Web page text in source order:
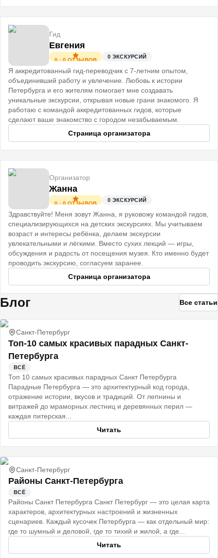
Гид
Евгения
0 · 0 ОТЗЫВОВ
0 ЭКСКУРСИЙ
Я аккредитованный гид-переводчик с 7-летним опытом,
объединивший работу и увлечение. Любовь к истории
Петербурга и его жителям помогает мне создавать
уникальные экскурсии, открывая новые грани знакомого. Я
работаю с командой аккредитованных гидов, которые
сделают ваше знакомство с городом незабываемым.
Страница организатора
Организатор
Жанна
0 · 0 ОТЗЫВОВ
0 ЭКСКУРСИЙ
Здравствуйте! Меня зовут Жанна, я руковожу командой гидов,
специализирующихся на детских экскурсиях. Мы учитываем
возраст и интересы ребёнка, делаем экскурсии
увлекательными и лёгкими. Вместо сухих лекций — игры,
обсуждения и радость от посещения музея. Кто именно будет
проводить экскурсию, согласуем заранее.
Страница организатора
Блог Все статьи
Санкт-Петербург
Топ-10 самых красивых парадных Санкт-
Петербурга
ВСЁ
Топ 10 самых красивых парадных Санкт Петербурга
Парадные Петербурга — это архитектурный код города,
отражение истории, вкусов и традиций. От лепнины и
витражей до мраморных лестниц и деревянных перил —
каждая питерская...
Читать
Санкт-Петербург
Районы Санкт-Петербурга
ВСЁ
Районы Санкт Петербурга Санкт Петербург — это целая карта
характеров, архитектурных настроений и жизненных
сценариев. Каждый кусочек Петербурга — как отдельный мир:
где то шумный и деловой, где то тихий и жилой, а где...
Читать